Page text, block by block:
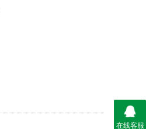
在线客服